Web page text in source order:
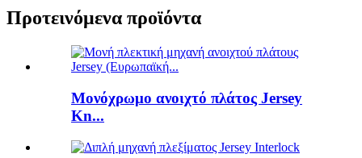
Προτεινόμενα προϊόντα
Μονόχρωμο ανοιχτό πλάτος Jersey
Kn...